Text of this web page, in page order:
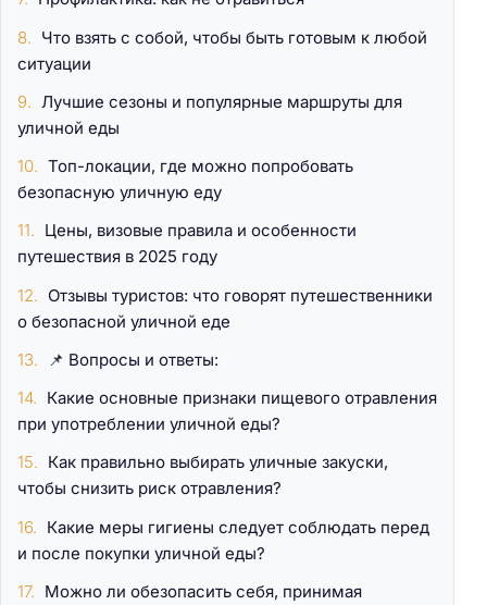
Что взять с собой, чтобы быть готовым к любой
ситуации
Лучшие сезоны и популярные маршруты для
уличной еды
Топ-локации, где можно попробовать
безопасную уличную еду
Цены, визовые правила и особенности
путешествия в 2025 году
Отзывы туристов: что говорят путешественники
о безопасной уличной еде
📌 Вопросы и ответы:
Какие основные признаки пищевого отравления
при употреблении уличной еды?
Как правильно выбирать уличные закуски,
чтобы снизить риск отравления?
Какие меры гигиены следует соблюдать перед
и после покупки уличной еды?
Можно ли обезопасить себя, принимая